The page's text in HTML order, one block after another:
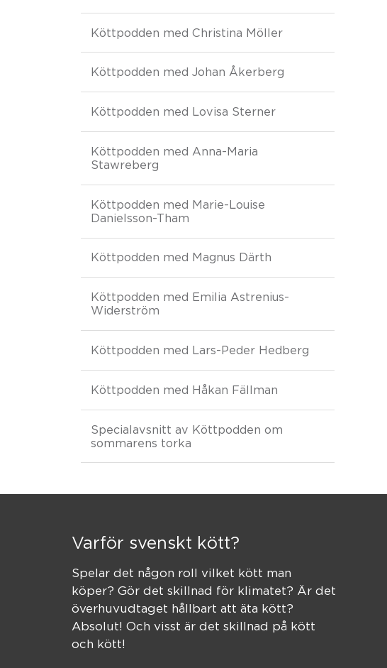
Köttpodden med Christina Möller
Köttpodden med Johan Åkerberg
Köttpodden med Lovisa Sterner
Köttpodden med Anna-Maria
Stawreberg
Köttpodden med Marie-Louise
Danielsson-Tham
Köttpodden med Magnus Därth
Köttpodden med Emilia Astrenius-
Widerström
Köttpodden med Lars-Peder Hedberg
Köttpodden med Håkan Fällman
Specialavsnitt av Köttpodden om
sommarens torka
Varför svenskt kött?
Spelar det någon roll vilket kött man
köper? Gör det skillnad för klimatet? Är det
överhuvudtaget hållbart att äta kött?
Absolut! Och visst är det skillnad på kött
och kött!